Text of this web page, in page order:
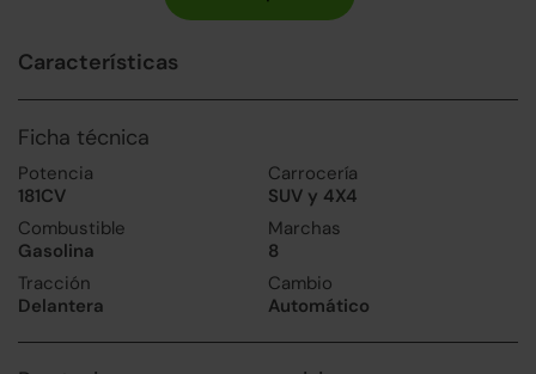
Características
Ficha técnica
Potencia
181CV
Carrocería
SUV y 4X4
Combustible
Gasolina
Marchas
8
Tracción
Delantera
Cambio
Automático